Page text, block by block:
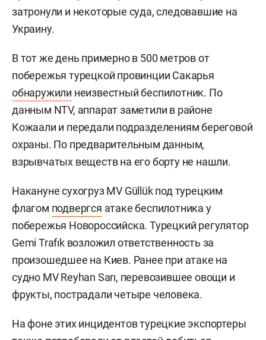
затронули и некоторые суда, следовавшие на
Украину.
В тот же день примерно в 500 метров от
побережья турецкой провинции Сакарья
обнаружили неизвестный беспилотник. По
данным NTV, аппарат заметили в районе
Кожаали и передали подразделениям береговой
охраны. По предварительным данным,
взрывчатых веществ на его борту не нашли.
Накануне сухогруз MV Güllük под турецким
флагом подвергся атаке беспилотника у
побережья Новороссийска. Турецкий регулятор
Gemi Trafık возложил ответственность за
произошедшее на Киев. Ранее при атаке на
судно MV Reyhan Sarı, перевозившее овощи и
фрукты, пострадали четыре человека.
На фоне этих инцидентов турецкие экспортеры